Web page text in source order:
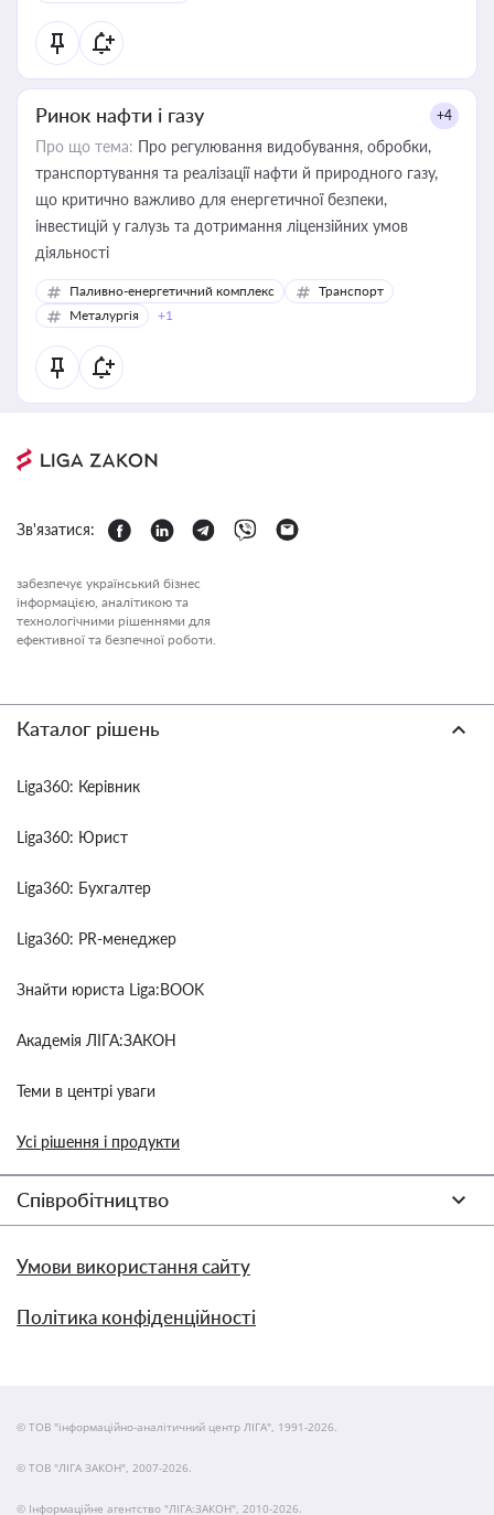
Ринок нафти і газу +4
Про що тема: Про регулювання видобування, обробки,
транспортування та реалізації нафти й природного газу,
що критично важливо для енергетичної безпеки,
інвестицій у галузь та дотримання ліцензійних умов
діяльності
Паливно-енергетичний комплекс
Транспорт
Металургія
+1
Зв'язатися:
забезпечує український бізнес
інформацією, аналітикою та
технологічними рішеннями для
ефективної та безпечної роботи.
Каталог рішень
Liga360: Керівник
Liga360: Юрист
Liga360: Бухгалтер
Liga360: PR-менеджер
Знайти юриста Liga:BOOK
Академія ЛІГА:ЗАКОН
Теми в центрі уваги
Усі рішення і продукти
Співробітництво
Умови використання сайту
Політика конфіденційності
© ТОВ "інформаційно-аналітичний центр ЛІГА", 1991-2026.
© ТОВ "ЛІГА ЗАКОН", 2007-2026.
© Інформаційне агентство "ЛІГА:ЗАКОН", 2010-2026.